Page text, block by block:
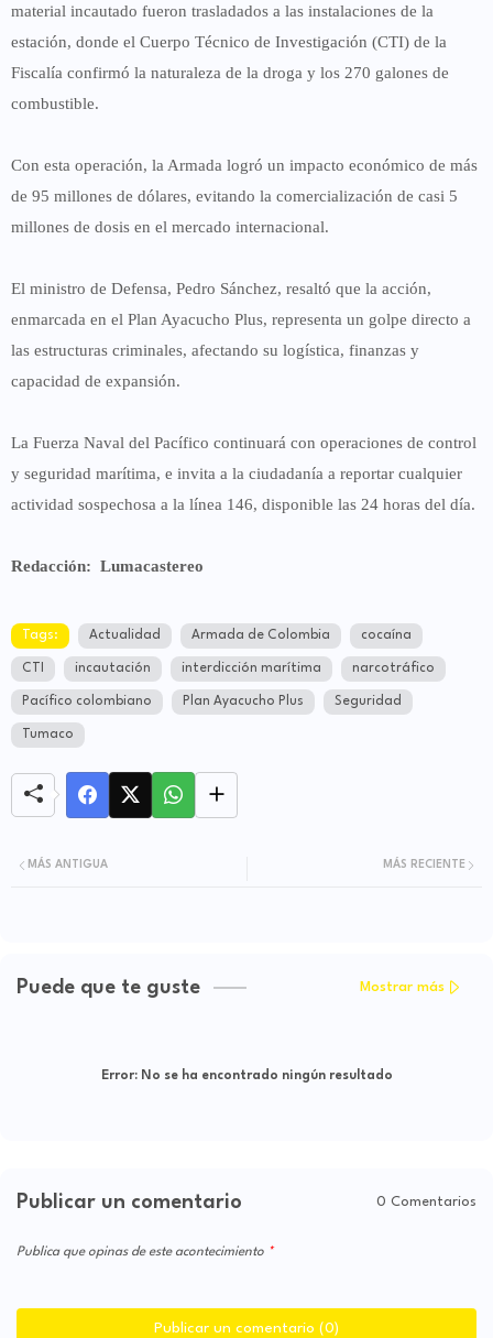
material incautado fueron trasladados a las instalaciones de la
estación, donde el Cuerpo Técnico de Investigación (CTI) de la
Fiscalía confirmó la naturaleza de la droga y los 270 galones de
combustible.
Con esta operación, la Armada logró un impacto económico de más
de 95 millones de dólares, evitando la comercialización de casi 5
millones de dosis en el mercado internacional.
El ministro de Defensa, Pedro Sánchez, resaltó que la acción,
enmarcada en el Plan Ayacucho Plus, representa un golpe directo a
las estructuras criminales, afectando su logística, finanzas y
capacidad de expansión.
La Fuerza Naval del Pacífico continuará con operaciones de control
y seguridad marítima, e invita a la ciudadanía a reportar cualquier
actividad sospechosa a la línea 146, disponible las 24 horas del día.
Redacción: Lumacastereo
Tags: Actualidad Armada de Colombia cocaína
CTI incautación interdicción marítima narcotráfico
Pacífico colombiano Plan Ayacucho Plus Seguridad
Tumaco
MÁS RECIENTE
MÁS ANTIGUA
Puede que te guste Mostrar más
Error:No se ha encontrado ningún resultado
Publicar un comentario 0 Comentarios
Publica que opinas de este acontecimiento
Publicar un comentario (0)